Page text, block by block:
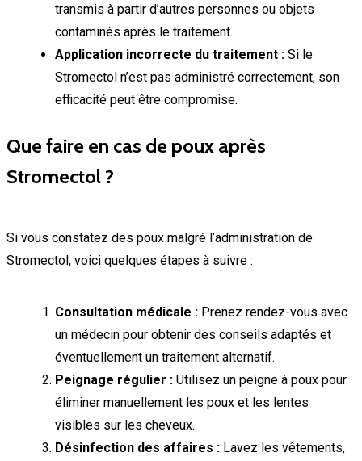
transmis à partir d’autres personnes ou objets
contaminés après le traitement.
Application incorrecte du traitement : Si le
Stromectol n’est pas administré correctement, son
efficacité peut être compromise.
Que faire en cas de poux après
Stromectol ?
Si vous constatez des poux malgré l’administration de
Stromectol, voici quelques étapes à suivre :
Consultation médicale : Prenez rendez-vous avec
un médecin pour obtenir des conseils adaptés et
éventuellement un traitement alternatif.
Peignage régulier : Utilisez un peigne à poux pour
éliminer manuellement les poux et les lentes
visibles sur les cheveux.
Désinfection des affaires : Lavez les vêtements,